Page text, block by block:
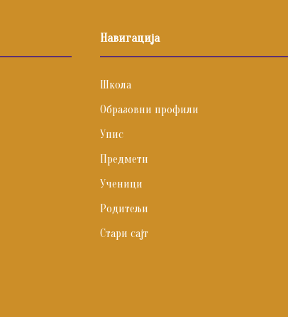
Навигација
Школа
Образовни профили
Упис
Предмети
Ученици
Родитељи
Стари сајт